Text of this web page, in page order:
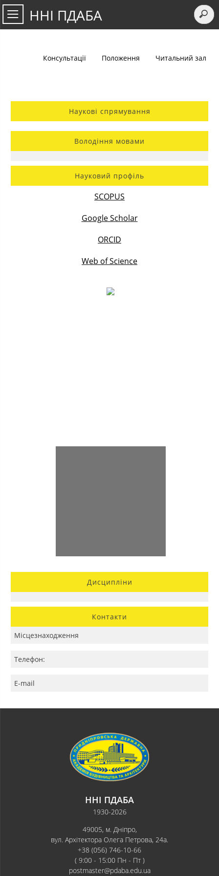
ННІ ПДАБА
Консультації Положення Читальний зал
Наукові спрямування
Володіння мовами
Науковий профіль
SCOPUS
Google Scholar
ORCID
Web of Science
Дисципліни
Контакти
Місцезнаходження
Телефон:
E-mail
ННІ ПДАБА
1930-2026
49005, м. Дніпро,
вул. Архітектора Олега Петрова, 24а.
+38 (056) 746-10-66
( 9:00 - 15:00 Пн - Пт )
postmaster@pdaba.edu.ua